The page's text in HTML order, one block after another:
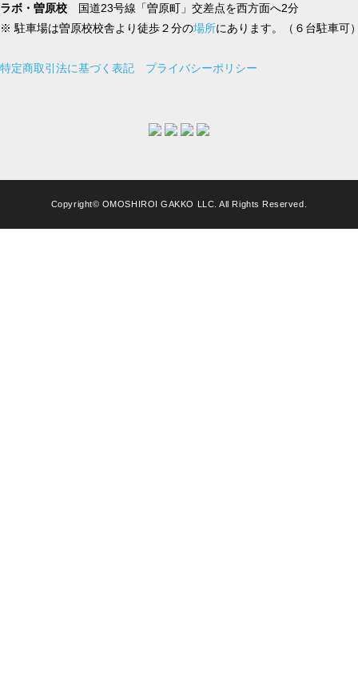
ラボ・曽原校 国道23号線「曽原町」交差点を西方面へ2分
※ 駐車場は曽原校校舎より徒歩２分の場所にあります。（６台駐車可
特定商取引法に基づく表記 プライバシーポリシー
Copyright© OMOSHIROI GAKKO LLC. All Rights Reserved.